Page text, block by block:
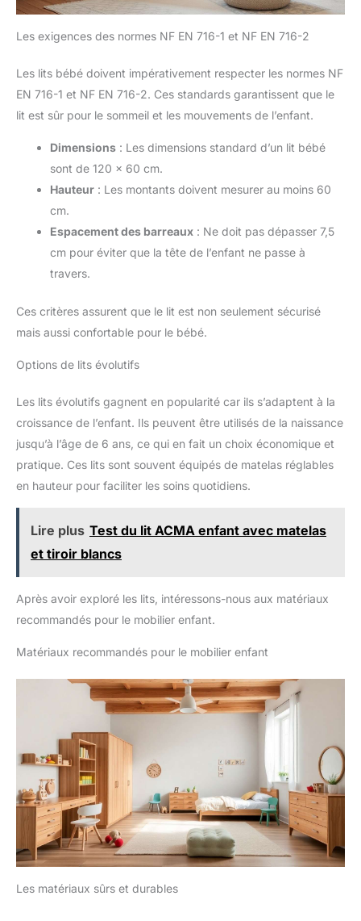
Les exigences des normes NF EN 716-1 et NF EN 716-2
Les lits bébé doivent impérativement respecter les normes NF
EN 716-1 et NF EN 716-2. Ces standards garantissent que le
lit est sûr pour le sommeil et les mouvements de l’enfant.
Dimensions : Les dimensions standard d’un lit bébé
sont de 120 x 60 cm.
Hauteur : Les montants doivent mesurer au moins 60
cm.
Espacement des barreaux : Ne doit pas dépasser 7,5
cm pour éviter que la tête de l’enfant ne passe à
travers.
Ces critères assurent que le lit est non seulement sécurisé
mais aussi confortable pour le bébé.
Options de lits évolutifs
Les lits évolutifs gagnent en popularité car ils s’adaptent à la
croissance de l’enfant. Ils peuvent être utilisés de la naissance
jusqu’à l’âge de 6 ans, ce qui en fait un choix économique et
pratique. Ces lits sont souvent équipés de matelas réglables
en hauteur pour faciliter les soins quotidiens.
Lire plus Test du lit ACMA enfant avec matelas
et tiroir blancs
Après avoir exploré les lits, intéressons-nous aux matériaux
recommandés pour le mobilier enfant.
Matériaux recommandés pour le mobilier enfant
Les matériaux sûrs et durables